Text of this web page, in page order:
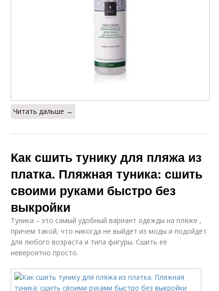
Читать дальше →
Как сшить тунику для пляжа из
платка. Пляжная туника: сшить
своими руками быстро без
выкройки
Туника – это самый удобный вариант одежды на пляже ,
причем такой, что никогда не выйдет из моды и подойдёт
для любого возраста и типа фигуры. Сшить её
невероятно просто.